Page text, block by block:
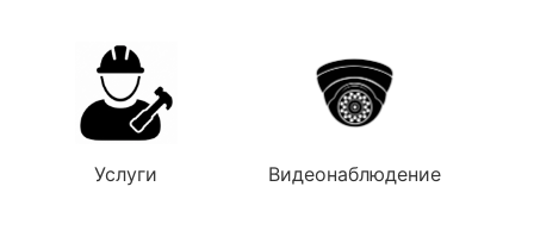
Услуги Видеонаблюдение